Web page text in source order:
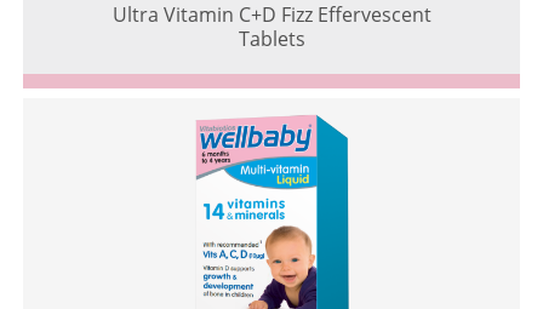
Ultra Vitamin C+D Fizz Effervescent
Tablets